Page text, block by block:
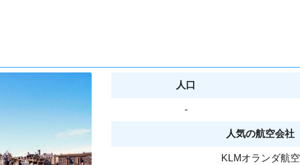
人口
-
人気の航空会社
KLMオランダ航空